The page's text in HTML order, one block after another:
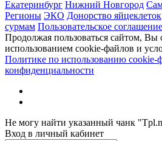
Екатеринбург Нижний Новгород
Регионы ЭКО Донорство яйцеклеток
сурмам Пользовательское соглашение
Продолжая пользоваться сайтом, Вы
использованием cookie-файлов и
Политике по использованию cookie-
конфиденциальности
Не могу найти указанный чанк
Вход в личный кабинет